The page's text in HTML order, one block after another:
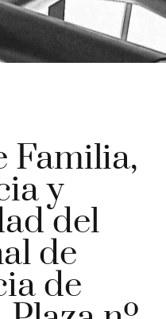
Familia,
y
del
de
de